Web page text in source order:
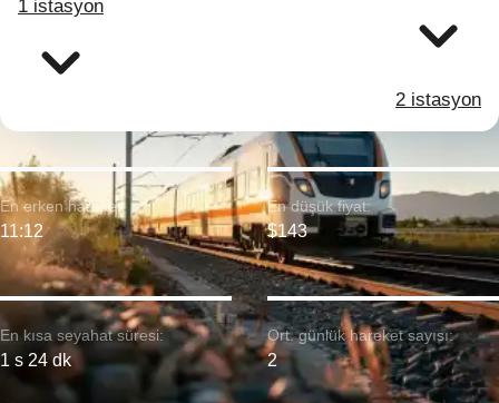
1 istasyon
2 istasyon
En kısa seyahat süresi:
1 s 24 dk
En erken hareket:
11:12
En düşük fiyat:
$143
Ort. günlük hareket sayısı:
2